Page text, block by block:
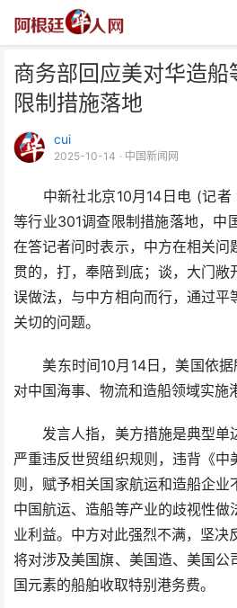
商务部回应美对华造
限制措施落地
cui
2025-10-14 · 中国新闻网
中新社北京10月14日电 (记者
等行业301调查限制措施落地，中
在答记者问时表示，中方在相关问
贯的，打，奉陪到底；谈，大门敞
误做法，与中方相向而行，通过平
关切的问题。
美东时间10月14日，美国依据
对中国海事、物流和造船领域实施
发言人指，美方措施是典型单
严重违反世贸组织规则，违背《中
则，赋予相关国家航运和造船企业
中国航运、造船等产业的歧视性做
业利益。中方对此强烈不满，坚决
将对涉及美国旗、美国造、美国公
国元素的船舶收取特别港务费。
商务部回应美对华造船等
调查限制措施落地